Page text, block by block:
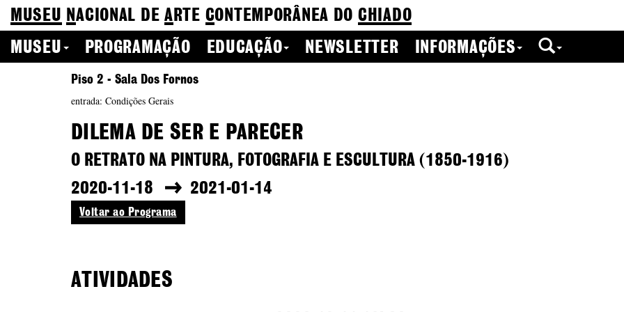
MUSEU NACIONAL DEA RTE CONTEMPORÂNEA DO CHIADO
MUSEU
PROGRAMAÇÃO EDUCAÇÃO NEWSLETTER INFORMAÇÕES
Piso 2 - Sala Dos Fornos
entrada: Condições Gerais
DILEMA DE SER E PARECER
O RETRATO NA PINTURA, FOTOGRAFIA E ESCULTURA (1850-1916)
2020-11-18
2021-01-14
Voltar ao Programa
ATIVIDADES